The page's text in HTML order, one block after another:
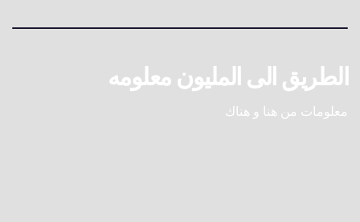
الطريق الى المليون معلومه
معلومات من هنا و هناك